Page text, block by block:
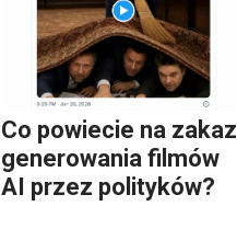
Co powiecie na zakaz
generowania filmów
AI przez polityków?